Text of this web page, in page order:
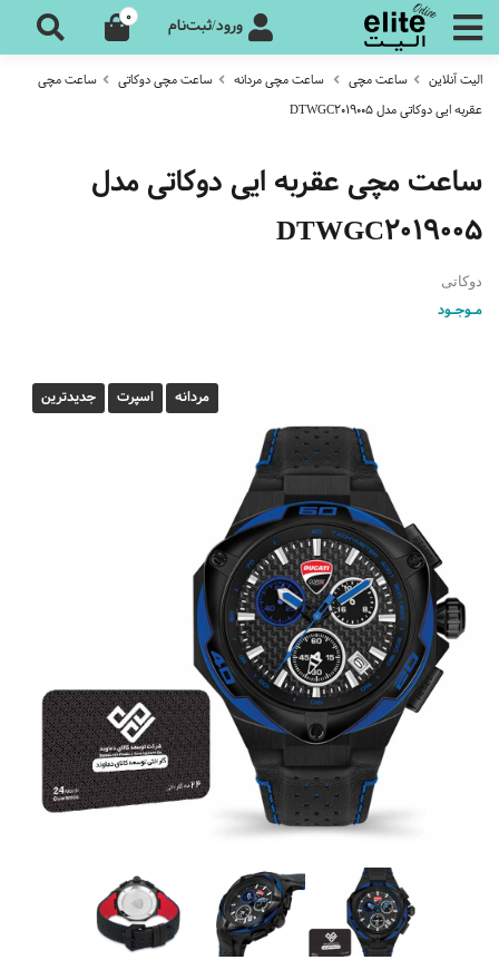
ورود/ثبت‌نام 0
الیت آنلاین ساعت مچی ساعت مچی مردانه ساعت مچی دوکاتی
ساعت مچی
عقربه ایی دوکاتی مدل DTWGC2019005
ساعت مچی عقربه ایی دوکاتی مدل
DTWGC2019005
دوکاتی
مـوجـود
مردانه اسپرت جدیدترین